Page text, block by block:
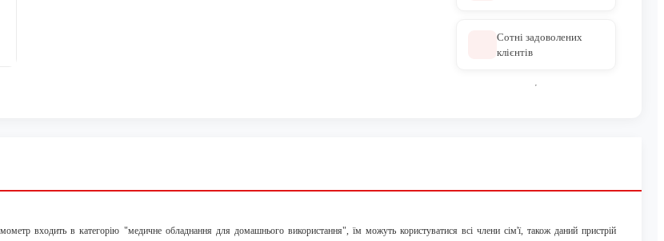
Сотні задоволених
клієнтів
входить в категорію "медичне обладнання для домашнього використання", їм можуть користуватися всі члени сім'ї, також даний пристрій